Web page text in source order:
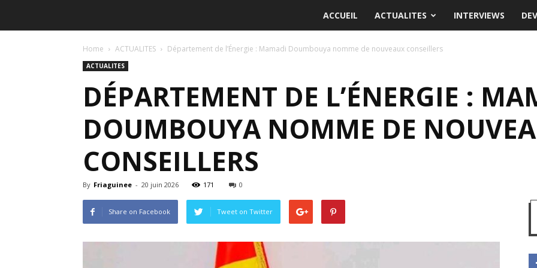
ACCUEIL ACTUALITES INTERVIEWS
Home ACTUALITES Département de l’Énergie : Mamadi Doumbouya nomme de nouveaux conseillers
ACTUALITES
DÉPARTEMENT DE L’ÉNERGIE :
DOUMBOUYA NOMME DE
CONSEILLERS
By Friaguinee - 20 juin 2026 171 0
Share on Facebook Tweet on Twitter